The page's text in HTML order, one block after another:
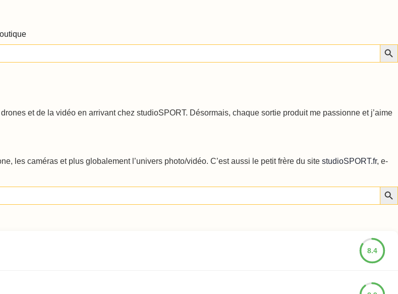
et de la vidéo en arrivant chez studioSPORT. Désormais, chaque sortie produit me passionne et j’aime
les caméras et plus globalement l’univers photo/vidéo. C’est aussi le petit frère du site studioSPORT.fr, e-
8.4